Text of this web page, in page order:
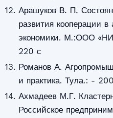
Арашуков В. П.
развития кооперации в
экономики. М.:ООО
220 с
Романов А.
и практика. Тула.: -
Ахмадеев М.Г.
Российское